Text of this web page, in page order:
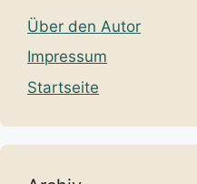
Über den Autor
Impressum
Startseite